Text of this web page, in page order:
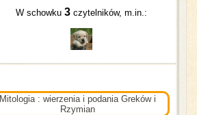
W schowku 3czytelników, m.in.:
Mitologia : wierzenia i podania Greków i
Rzymian